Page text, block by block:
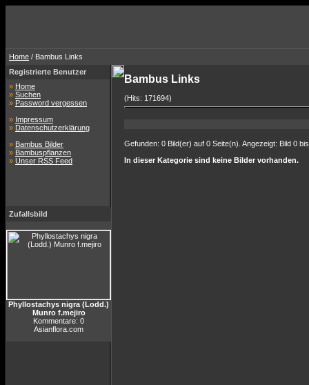
Home / Bambus Links
Registrierte Benutzer
» Home
» Suchen
» Password vergessen
» Impressum
» Datenschutzerklärung
» Bambus Bilder
» Bambuspflanzen
» Unser RSS Feed
Zufallsbild
Phyllostachys nigra (Lodd.)
Munro f.mejiro
Kommentare: 0
Asianflora.com
Bambus Links
(Hits: 171694)
Gefunden: 0 Bild(er) auf 0 Seite(n). Angezeigt: Bild 0
In dieser Kategorie sind keine Bilder vorhanden.